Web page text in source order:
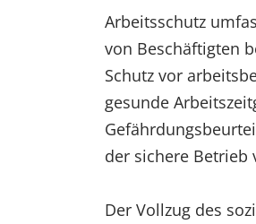
Arbeitsschutz
von Beschäftigten
Schutz vor
gesunde
der sichere Betrieb
Der Vollzug des